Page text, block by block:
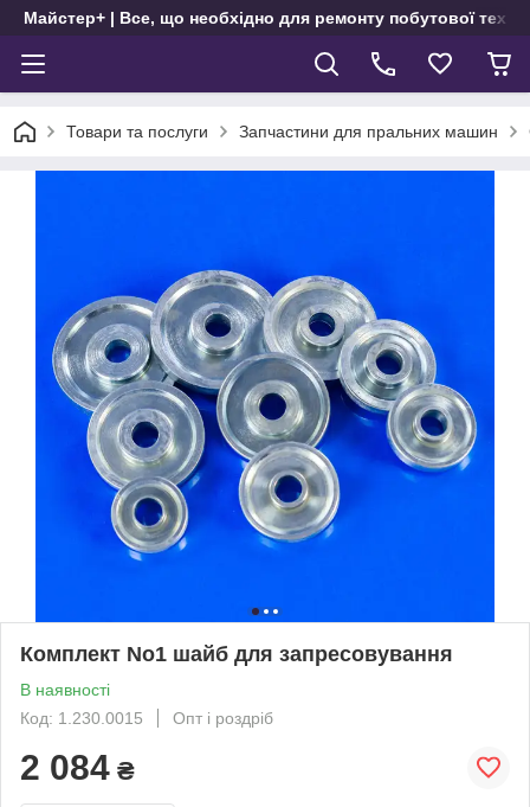
Майстер+ | Все, що необхідно для ремонту побутової
Товари та послуги Запчастини для пральних машин
Комплект No1 шайб для запресовування
В наявності
Код: 1.230.0015
Опт і роздріб
2 084 ₴